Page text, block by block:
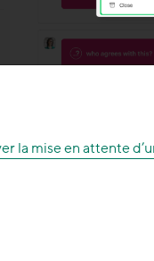
la mise en attente